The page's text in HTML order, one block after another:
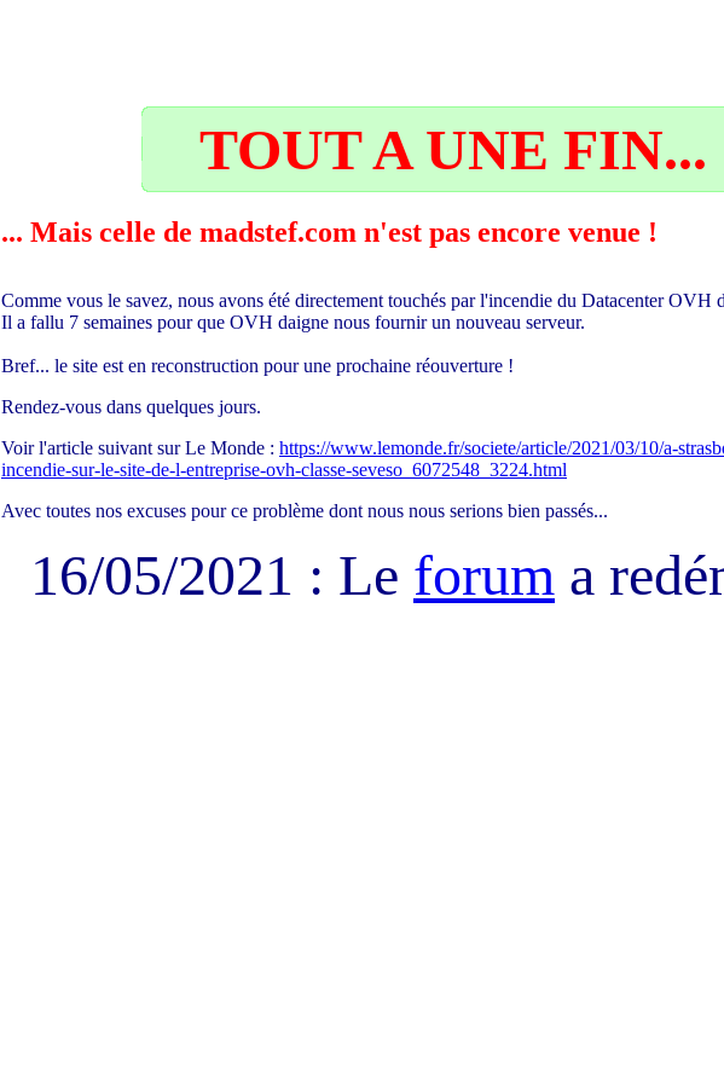
TOUT A UNE FIN...
... Mais celle de madstef.com n'est pas encore venue !
Comme vous le savez, nous avons été directement touchés par l'incendie du Datacenter OVH
Il a fallu 7 semaines pour que OVH daigne nous fournir un nouveau serveur.
Bref... le site est en reconstruction pour une prochaine réouverture !
Rendez-vous dans quelques jours.
Voir l'article suivant sur Le Monde : https://www.lemonde.fr/societe/article/2021/03/10/a-
incendie-sur-le-site-de-l-entreprise-ovh-classe-seveso_6072548_3224.html
Avec toutes nos excuses pour ce problème dont nous nous serions bien passés...
16/05/2021 : Le forum a